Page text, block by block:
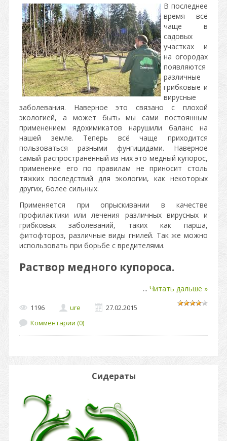
В последнее
время всё
чаще в
садовых
участках и
на огородах
появляются
различные
грибковые и
вирусные
заболевания. Наверное это связано с плохой
экологией, а может быть мы сами постоянным
применением ядохимикатов нарушили баланс на
нашей земле. Теперь всё чаще приходится
пользоваться разными фунгицидами. Наверное
самый распространённый из них это медный купорос,
применение его по правилам не приносит столь
тяжких последствий для экологии, как некоторых
других, более сильных.
Применяется при опрыскивании в качестве
профилактики или лечения различных вирусных и
грибковых заболеваний, таких как парша,
фитофтороз, различные виды гнилей. Так же можно
использовать при борьбе с вредителями.
Раствор медного купороса.
... Читать дальше »
1196 ure
27.02.2015
Комментарии (0)
Сидераты